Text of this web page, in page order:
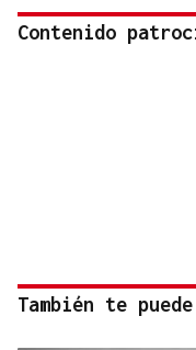
Contenido
También te